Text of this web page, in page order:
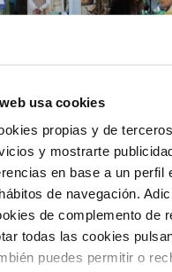
usa cookies
propias y de
y mostrarte
en base a un perfil
de navegación.
de complemento de
todas las cookies
puedes permitir o
la empresa de
la Región de